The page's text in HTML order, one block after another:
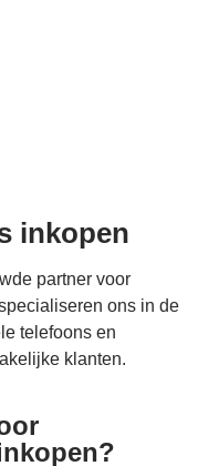
inkopen
partner voor
ons in de
telefoons en
klanten.